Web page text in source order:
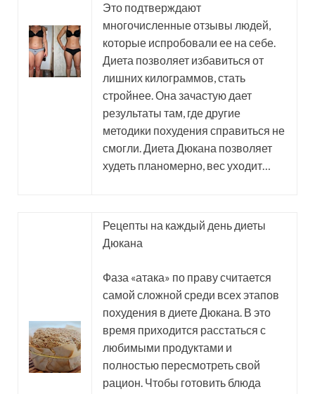
Это подтверждают
многочисленные отзывы людей,
которые испробовали ее на себе.
Диета позволяет избавиться от
лишних килограммов, стать
стройнее. Она зачастую дает
результаты там, где другие
методики похудения справиться не
смогли. Диета Дюкана позволяет
худеть планомерно, вес уходит…
Рецепты на каждый день диеты
Дюкана
Фаза «атака» по праву считается
самой сложной среди всех этапов
похудения в диете Дюкана. В это
время приходится расстаться с
любимыми продуктами и
полностью пересмотреть свой
рацион. Чтобы готовить блюда